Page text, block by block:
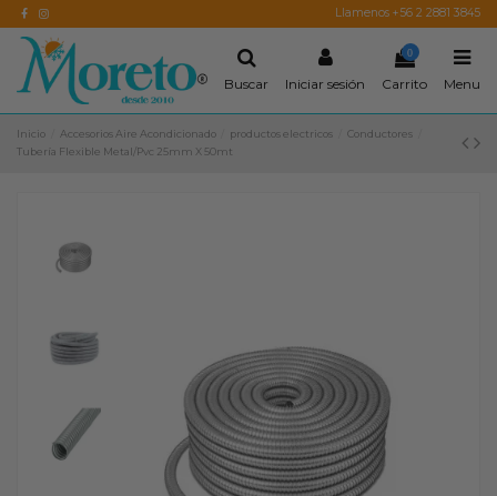
Llamenos +56 2 2881 3845
Buscar Iniciar sesión
0
Carrito Menu
Inicio Accesorios Aire Acondicionado productos electricos
Conductores
Tubería Flexible Metal/Pvc 25mm X 50mt